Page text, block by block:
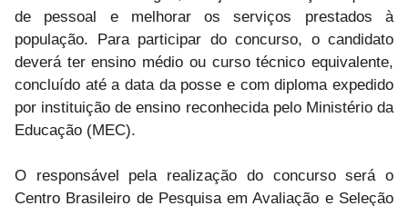
de pessoal e melhorar os serviços prestados à
população. Para participar do concurso, o candidato
deverá ter ensino médio ou curso técnico equivalente,
concluído até a data da posse e com diploma expedido
por instituição de ensino reconhecida pelo Ministério da
Educação (MEC).
O responsável pela realização do concurso será o
Centro Brasileiro de Pesquisa em Avaliação e Seleção